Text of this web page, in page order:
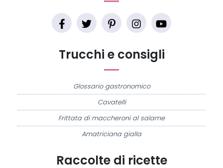
Raccolte di ricette
Trucchi e consigli
Glossario gastronomico
Cavatelli
Frittata di maccheroni al salame
Amatriciana gialla